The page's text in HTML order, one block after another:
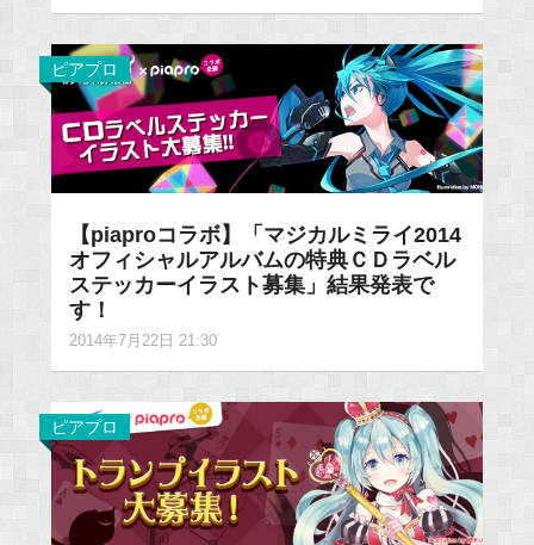
ピアプロ
【piaproコラボ】「マジカルミライ2014
オフィシャルアルバムの特典ＣＤラベル
ステッカーイラスト募集」結果発表で
す！
2014年7月22日 21:30
ピアプロ